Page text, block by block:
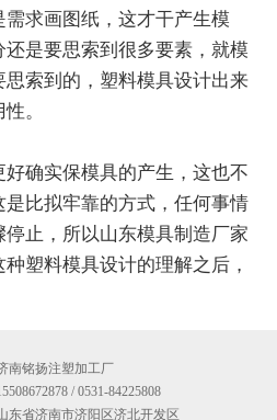
求画图纸，这才干产生模
是要思索到很多要素，就模
索到的，塑料模具设计出来
。
确实保模具的产生，这也不
比拟牢靠的方式，任何事情
止，所以山东模具制造厂家
塑料模具设计的理解之后，
南铭扬注塑加工厂
/ 0531-84225808
东省济南市济阳区济北开发区